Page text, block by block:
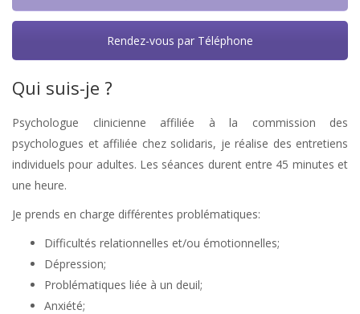
Qui suis-je ?
Psychologue clinicienne affiliée à la commission des
psychologues et affiliée chez solidaris, je réalise des entretiens
individuels pour adultes. Les séances durent entre 45 minutes et
une heure.
Je prends en charge différentes problématiques:
Difficultés relationnelles et/ou émotionnelles;
Dépression;
Problématiques liée à un deuil;
Anxiété;
Rendez-vous par Téléphone